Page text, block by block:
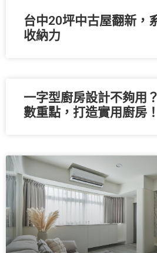
台中20坪中古屋翻新，
收納力
一字型廚房設計不夠用
數重點，打造實用廚房！